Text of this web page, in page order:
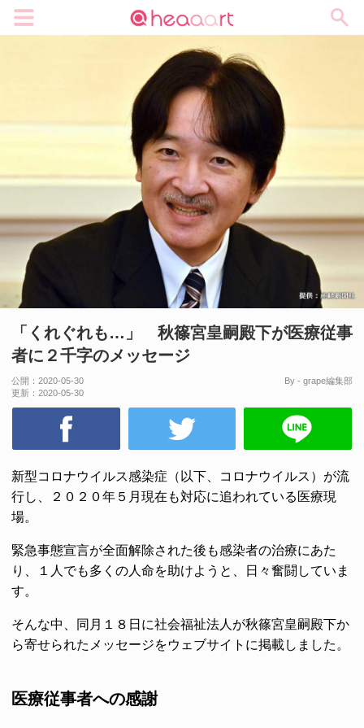
「くれぐれも…」 秋篠宮皇嗣殿下が医療従事
者に２千字のメッセージ
公開： 2020-05-30
更新： 2020-05-30
By - grape編集部
新型コロナウイルス感染症（以下、コロナウイルス）が流
行し、２０２０年５月現在も対応に追われている医療現
場。
緊急事態宣言が全面解除された後も感染者の治療にあた
り、１人でも多くの人命を助けようと、日々奮闘していま
す。
そんな中、同月１８日に社会福祉法人が秋篠宮皇嗣殿下か
ら寄せられたメッセージをウェブサイトに掲載しました。
医療従事者への感謝